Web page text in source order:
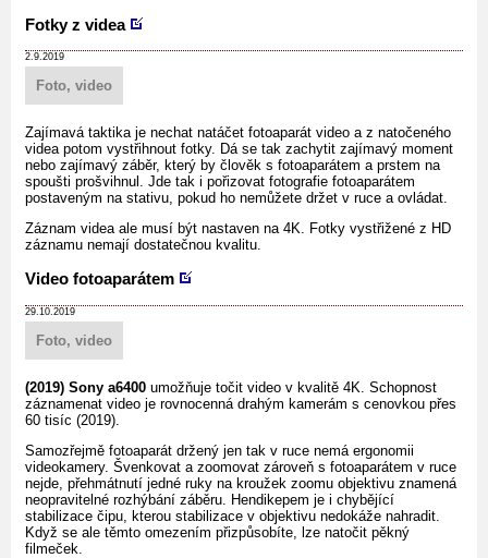
Fotky z videa
2.9.2019
Foto, video
Zajímavá taktika je nechat natáčet fotoaparát video a z natočeného
videa potom vystřihnout fotky. Dá se tak zachytit zajímavý moment
nebo zajímavý záběr, který by člověk s fotoaparátem a prstem na
spoušti prošvihnul. Jde tak i pořizovat fotografie fotoaparátem
postaveným na stativu, pokud ho nemůžete držet v ruce a ovládat.
Záznam videa ale musí být nastaven na 4K. Fotky vystřižené z HD
záznamu nemají dostatečnou kvalitu.
Video fotoaparátem
29.10.2019
Foto, video
(2019) Sony a6400 umožňuje točit video v kvalitě 4K. Schopnost
záznamenat video je rovnocenná drahým kamerám s cenovkou přes
60 tisíc (2019).
Samozřejmě fotoaparát držený jen tak v ruce nemá ergonomii
videokamery. Švenkovat a zoomovat zároveň s fotoaparátem v ruce
nejde, přehmátnutí jedné ruky na kroužek zoomu objektivu znamená
neopravitelné rozhýbání záběru. Hendikepem je i chybějící
stabilizace čipu, kterou stabilizace v objektivu nedokáže nahradit.
Když se ale těmto omezením přizpůsobíte, lze natočit pěkný
filmeček.